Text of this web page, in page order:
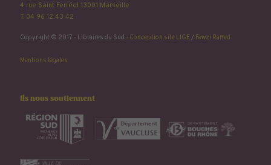
4 rue Saint Ferréol 13001 Marseille
T. 04 96 12 43 42
Copyright © 2017 - Libraires du Sud - Conception site LIGE/ Fewzi Raffed
Mentions légales
Ils nous soutiennent